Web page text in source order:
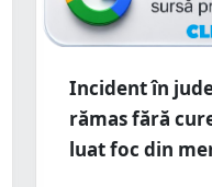
Incident în
rămas fără
luat foc din